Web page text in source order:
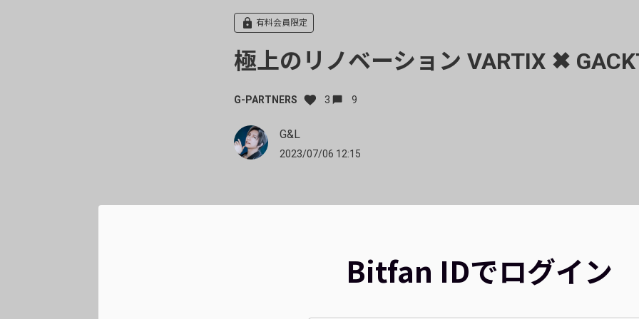
有料会員限定
極上のリノベーション VARTIX ✖︎
G-PARTNERS 3 9
G&L
2023/07/06 12:15
Bitfan IDでログイン